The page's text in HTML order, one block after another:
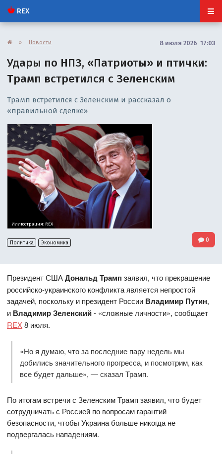
REX
» Новости 8 июля 2026 17:03
Удары по НПЗ, «Патриоты» и птички:
Трамп встретился с Зеленским
Трамп встретился с Зеленским и рассказал о
«правильной сделке»
Иллюстрация: REX
Политика Экономика 0
Президент СШАДональд Трамп заявил, что прекращение
российско-украинского конфликта является непростой
задачей, поскольку и президент России Владимир Путин,
и Владимир Зеленский- «сложные личности», сообщает
REX8 июля.
«Но я думаю, что за последние пару недель мы
добились значительного прогресса, и посмотрим, как
все будет дальше», — сказал Трамп.
По итогам встречи с Зеленским Трамп заявил, что будет
сотрудничать с Россией по вопросам гарантий
безопасности, чтобы Украина больше никогда не
подвергалась нападениям.